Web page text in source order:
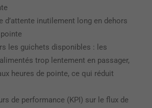
d’attente inutilement long en dehors
les guichets disponibles : les
trop lentement en passager,
heures de pointe, ce qui réduit
de performance (KPI) sur le flux de